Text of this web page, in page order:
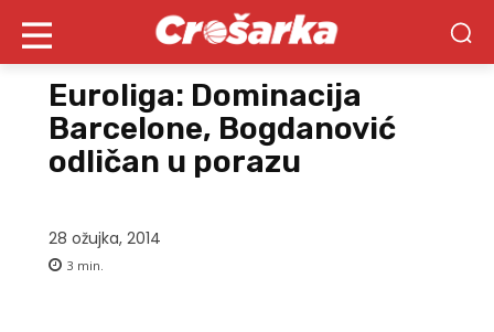
Euroliga: Dominacija
Barcelone, Bogdanović
odličan u porazu
28 ožujka, 2014
3 min.